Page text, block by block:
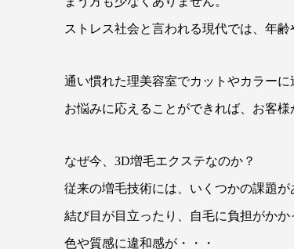
ストレス社会と言われる現代では、年
通い慣れた理美容室でカットやカラー
お悩みに応えることができれば、お客
なぜ今、3D増毛エクステなのか？
従来の増毛技術には、いくつかの課題が
結び目が目立ったり、自毛に負担がかか
色や質感に違和感が・・・